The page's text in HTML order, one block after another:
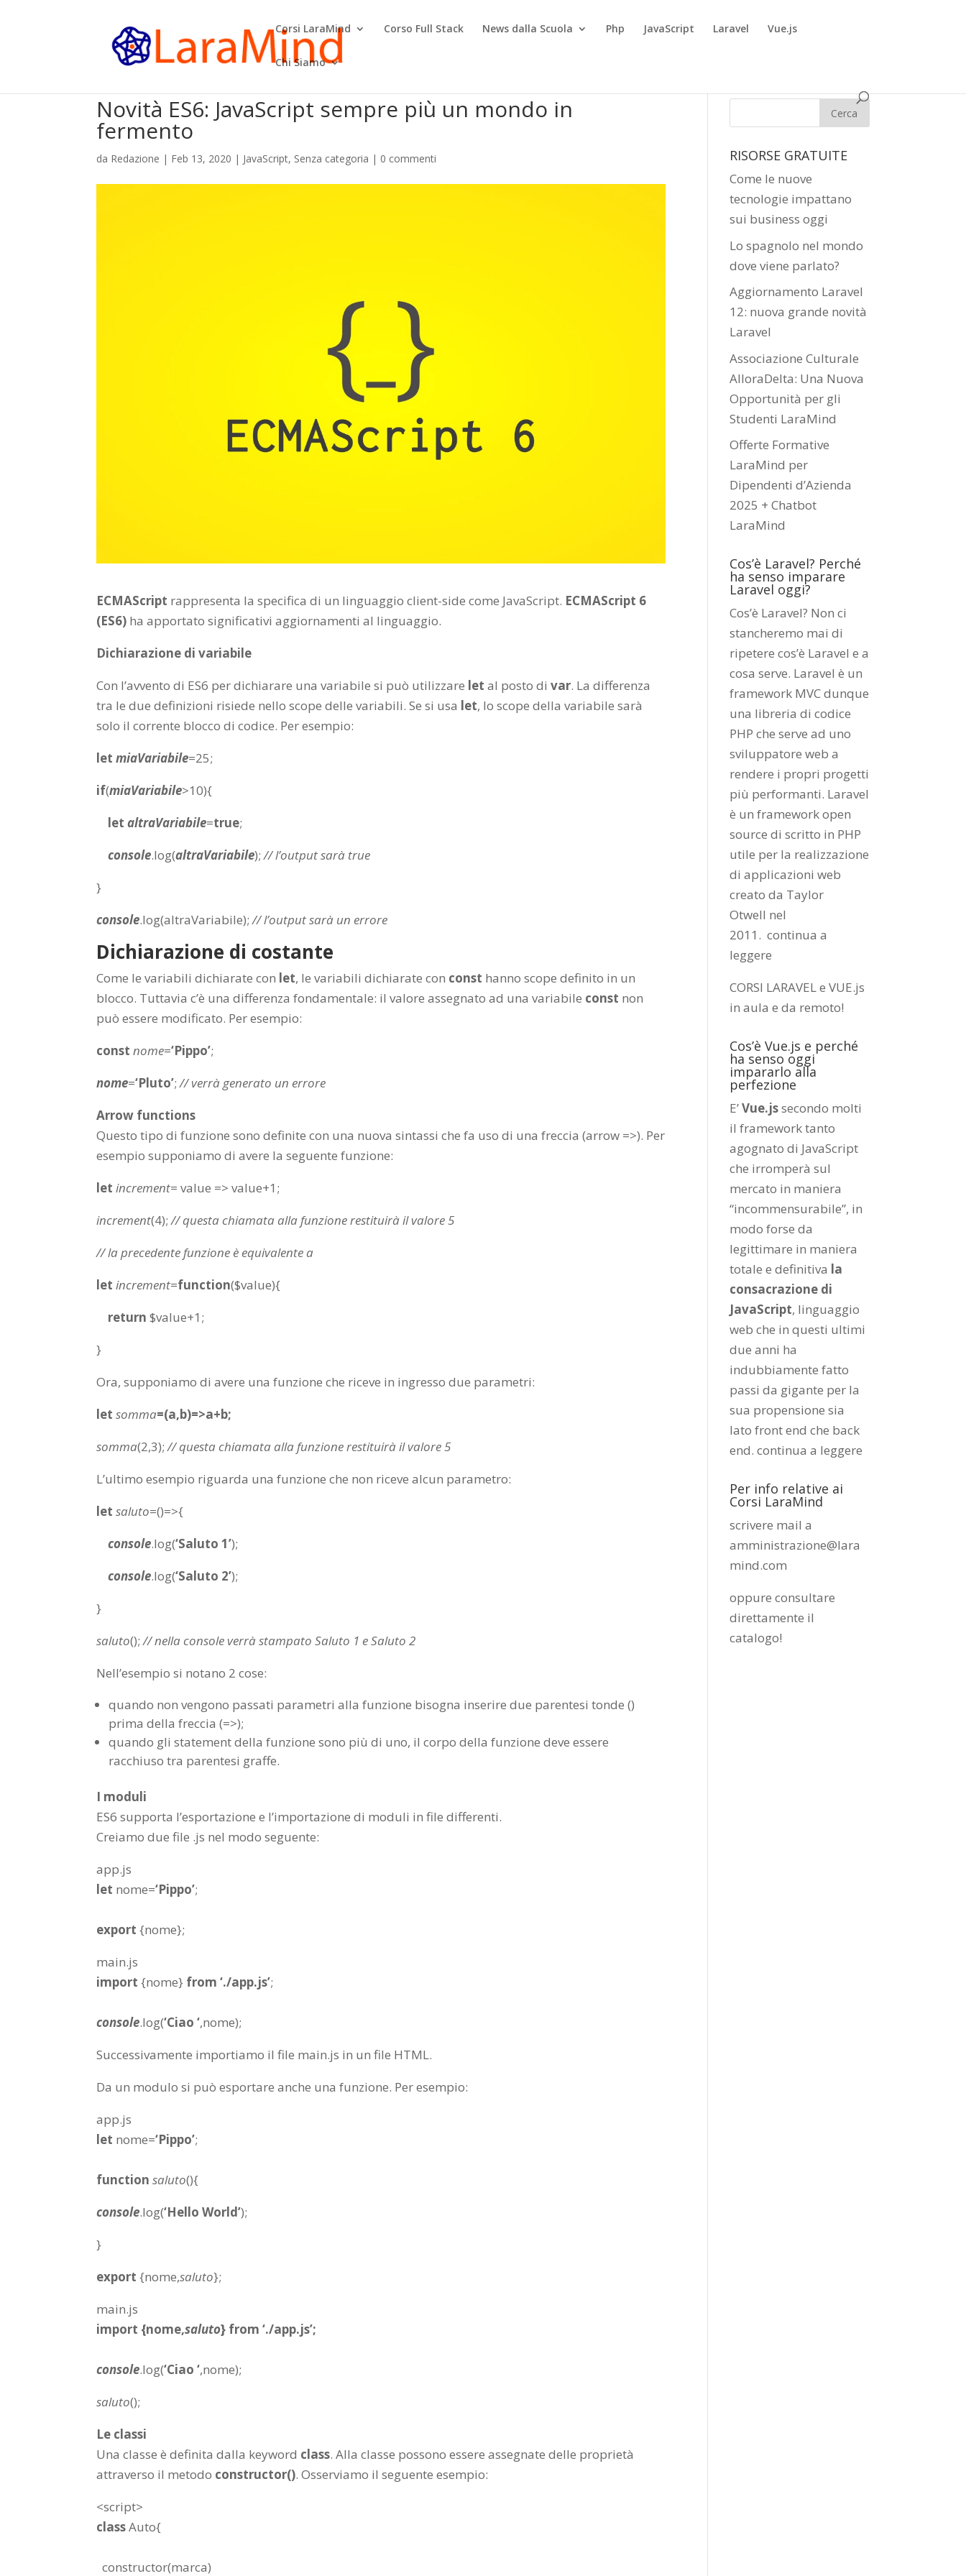
Corsi LaraMind Corso Full Stack News dalla Scuola Php JavaScript Laravel Vue.js
Chi Siamo
Novità ES6: JavaScript sempre più un mondo in
fermento
da Redazione | Feb 13, 2020 | JavaScript, Senza categoria | 0 commenti
ECMAScript rappresenta la specifica di un linguaggio client-side come JavaScript. ECMAScript 6
(ES6) ha apportato significativi aggiornamenti al linguaggio.
Dichiarazione di variabile
Con l’avvento di ES6 per dichiarare una variabile si può utilizzare letal posto divar. La differenza
tra le due definizioni risiede nello scope delle variabili. Se si usa let, lo scope della variabile sarà
solo il corrente blocco di codice. Per esempio:
letmiaVariabile=25;
if(miaVariabile>10){
letaltraVariabile=true;
console.log(altraVariabile);// l’output sarà true
}
console.log(altraVariabile);// l’output sarà un errore
Dichiarazione di costante
Come le variabili dichiarate con let, le variabili dichiarate con const hanno scope definito in un
blocco. Tuttavia c’è una differenza fondamentale: il valore assegnato ad una variabile const non
può essere modificato. Per esempio:
constnome=‘Pippo’;
nome=‘Pluto’;// verrà generato un errore
Arrow functions
Questo tipo di funzione sono definite con una nuova sintassi che fa uso di una freccia (arrow =>). Per
esempio supponiamo di avere la seguente funzione:
letincrement= value => value+1 ;
increment(4);// questa chiamata alla funzione restituirà il valore 5
// la precedente funzione è equivalente a
letincrement=function($value){
return$value+1 ;
}
Ora, supponiamo di avere una funzione che riceve in ingresso due parametri:
letsomma=(a,b)=>a+b;
somma(2,3);// questa chiamata alla funzione restituirà il valore 5
L’ultimo esempio riguarda una funzione che non riceve alcun parametro:
letsaluto=()=>{
console.log(‘Saluto 1’);
console.log(‘Saluto 2’);
}
saluto();// nella console verrà stampato Saluto 1 e Saluto 2
Nell’esempio si notano 2 cose:
quando non vengono passati parametri alla funzione bisogna inserire due parentesi tonde ()
prima della freccia (=>);
quando gli statement della funzione sono più di uno, il corpo della funzione deve essere
racchiuso tra parentesi graffe.
I moduli
ES6 supporta l’esportazione e l’importazione di moduli in file differenti.
Creiamo due file .js nel modo seguente:
app.js
let nome=‘Pippo’;
export{nome};
main.js
import{nome} from‘./app.js’;
console.log(‘Ciao ‘,nome);
Successivamente importiamo il file main.js in un file HTML.
Da un modulo si può esportare anche una funzione. Per esempio:
app.js
let nome=‘Pippo’;
functionsaluto(){
console.log(‘Hello World’);
}
export{nome,saluto};
main.js
import {nome,saluto} from‘./app.js’;
console.log(‘Ciao ‘,nome);
saluto();
Le classi
Una classe è definita dalla keyword class. Alla classe possono essere assegnate delle proprietà
attraverso il metodo constructor(). Osserviamo il seguente esempio:
<script>
classAuto{
constructor(marca)
RISORSE GRATUITE
Come le nuove
tecnologie impattano
sui business oggi
Lo spagnolo nel mondo
dove viene parlato?
Aggiornamento Laravel
12: nuova grande novità
Laravel
Associazione Culturale
AlloraDelta: Una Nuova
Opportunità per gli
Studenti LaraMind
Offerte Formative
LaraMind per
Dipendenti d’Azienda
2025 + Chatbot
LaraMind
Cos’è Laravel? Perché
ha senso imparare
Laravel oggi?
Cos’è Laravel? Non ci
stancheremo mai di
ripetere cos’è Laravel e a
cosa serve. Laravel è un
framework MVC dunque
una libreria di codice
PHP che serve ad uno
sviluppatore web a
rendere i propri progetti
più performanti. Laravel
è un framework open
source di scritto in PHP
utile per la realizzazione
di applicazioni web
creato da Taylor
Otwell nel
2011.continua a
leggere
CORSI LARAVEL e VUE.js
in aula e da remoto!
Cos’è Vue.js e perché
ha senso oggi
impararlo alla
perfezione
E’Vue.jssecondo molti
il framework tanto
agognato di JavaScript
che irromperà sul
mercato in maniera
“incommensurabile”, in
modo forse da
legittimare in maniera
totale e definitiva la
consacrazione di
JavaScript, linguaggio
web che in questi ultimi
due anni ha
indubbiamente fatto
passi da gigante per la
sua propensione sia
lato front end che back
end.continua a leggere
Per info relative ai
Corsi LaraMind
scrivere mail a
amministrazione@lara
mind.com
oppure consultare
direttamente il
catalogo!